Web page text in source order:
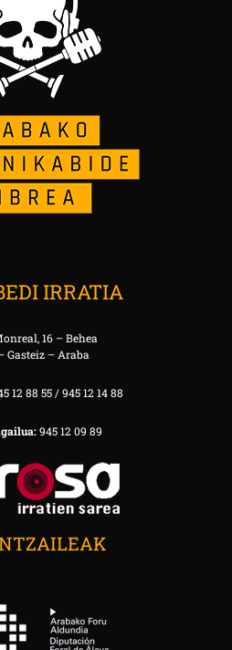
IRRATIA
16 – Behea
Gasteiz – Araba
12 88 55 / 945 12 14 88
945 12 09 89